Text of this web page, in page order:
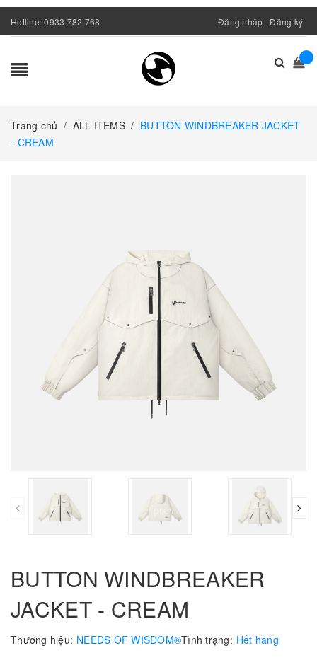
Hotline:0933.782.768 Đăng nhập Đăng ký
Trang chủ / ALL ITEMS / BUTTON WINDBREAKER JACKET
- CREAM
prev
BUTTON WINDBREAKER
JACKET - CREAM
Thương hiệu: NEEDS OF WISDOM®Tình trạng: Hết hàng